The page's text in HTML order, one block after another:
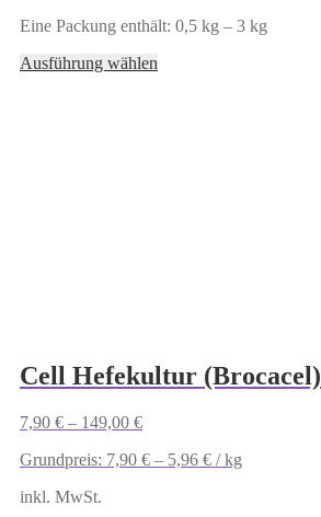
Eine Packung enthält: 0,5 kg – 3 kg
Ausführung wählen
Cell Hefekultur (Brocacel)
7,90 € – 149,00 €
Grundpreis: 7,90 € – 5,96 € /kg
inkl. MwSt.